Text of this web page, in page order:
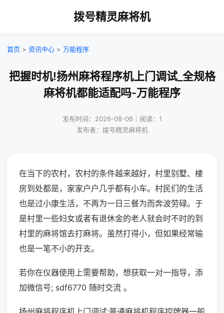
拨号精灵麻将机
首页 > 资讯中心 > 万能程序
把握时机!扬州麻将程序机上门调试_全规格
麻将机都能适配吗-万能程序
发布时间：2026-08-06｜阅读：1
发布者：拨号精灵麻将机
在当下的农村，农村的条件越来越好，村里别墅、楼
房到处都是，家家户户几乎都有小车。村民们的生活
也是过小康生活，不再为一日三餐为而奔波劳碌。于
是村里一些妇女或者有退休金的老人就会时不时的到
村里的麻将馆去打麻将。虽然打得小，但如果经常输
也是一笔不小的开支。
若你在仪器使用上需要帮助，想获取一对一指导，添
加微信号; sdf6770 随时交流 。